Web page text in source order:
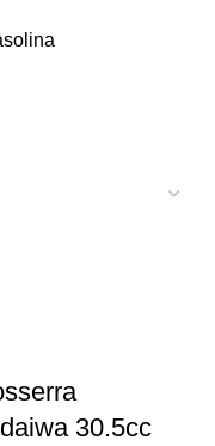
30.5cc